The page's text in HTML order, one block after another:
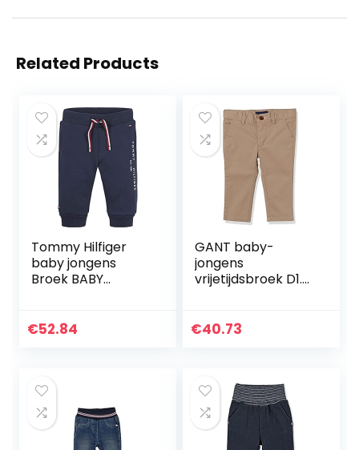
Related Products
Tommy Hilfiger
baby jongens
Broek BABY
€52.84
GANT baby-
jongens
vrijetijdsbroek D1.
€40.73